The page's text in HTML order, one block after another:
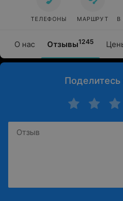
О нас Отзывы1245
ТЕЛЕФОНЫ МАРШРУТ В